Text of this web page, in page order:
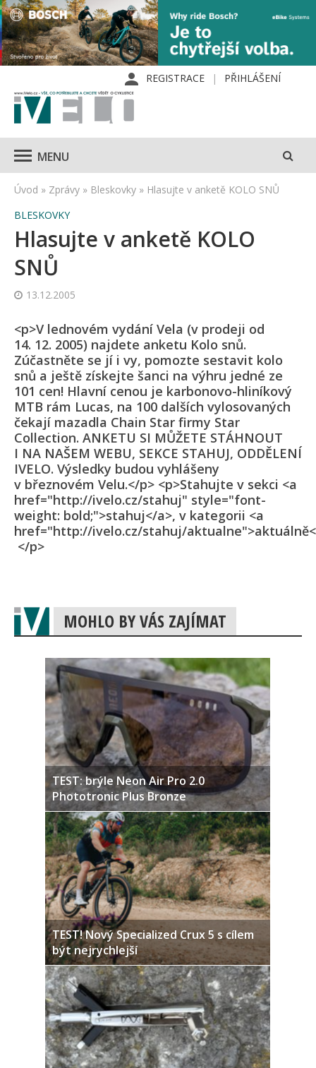
REGISTRACE PŘIHLÁŠENÍ
MENU
Úvod » Zprávy » Bleskovky » Hlasujte v anketě KOLO SNŮ
BLESKOVKY
Hlasujte v anketě KOLO
SNŮ
13.12.2005
<p>V lednovém vydání Vela (v prodeji od
14. 12. 2005) najdete anketu Kolo snů.
Zúčastněte se jí i vy, pomozte sestavit kolo
snů a ještě získejte šanci na výhru jedné ze
101 cen! Hlavní cenou je karbonovo-hliníkový
MTB rám Lucas, na 100 dalších vylosovaných
čekají mazadla Chain Star firmy Star
Collection. ANKETU SI MŮŽETE STÁHNOUT
I NA NAŠEM WEBU, SEKCE STAHUJ, ODDĚLENÍ
IVELO. Výsledky budou vyhlášeny
v březnovém Velu.</p> <p>Stahujte v sekci <a
href="http://ivelo.cz/stahuj" style="font-
weight: bold;">stahuj</a>, v kategorii <a
href="http://ivelo.cz/stahuj/
</p>
MOHLO BY VÁS ZAJÍMAT
TEST: brýle Neon Air Pro 2.0
Phototronic Plus Bronze
TEST! Nový Specialized Crux 5 s cílem
být nejrychlejší